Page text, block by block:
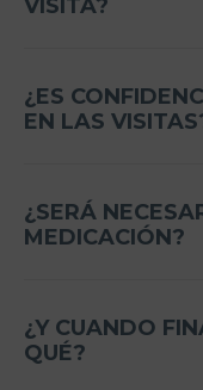
VISITA?
¿ES
EN LAS
¿SERÁ
MEDICACIÓN?
¿Y CUANDO
QUÉ?